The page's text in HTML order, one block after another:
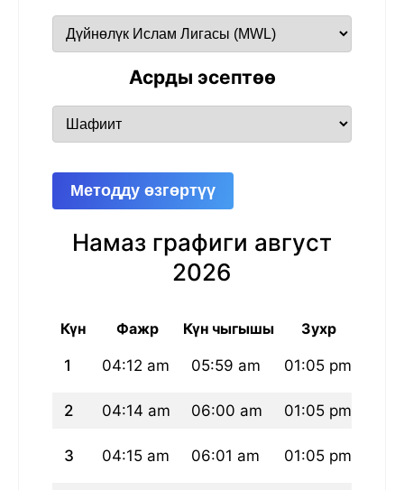
Асрды эсептөө
Методду өзгөртүү
Намаз графиги август
2026
Күн Фажр Күн чыгышы Зухр
1 04:12 am 05:59 am 01:05 pm
2 04:14 am 06:00 am 01:05 pm
3 04:15 am 06:01 am 01:05 pm